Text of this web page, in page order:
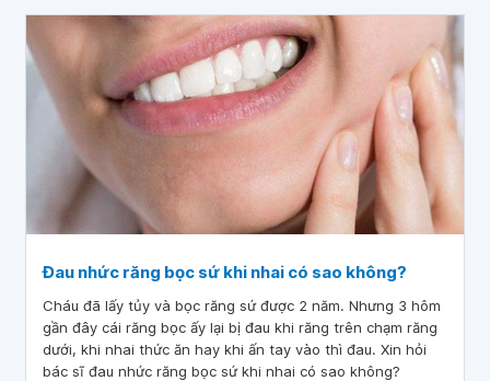
Đau nhức răng bọc sứ khi nhai có sao không?
Cháu đã lấy tủy và bọc răng sứ được 2 năm. Nhưng 3 hôm
gần đây cái răng bọc ấy lại bị đau khi răng trên chạm răng
dưới, khi nhai thức ăn hay khi ấn tay vào thì đau. Xin hỏi
bác sĩ đau nhức răng bọc sứ khi nhai có sao không?